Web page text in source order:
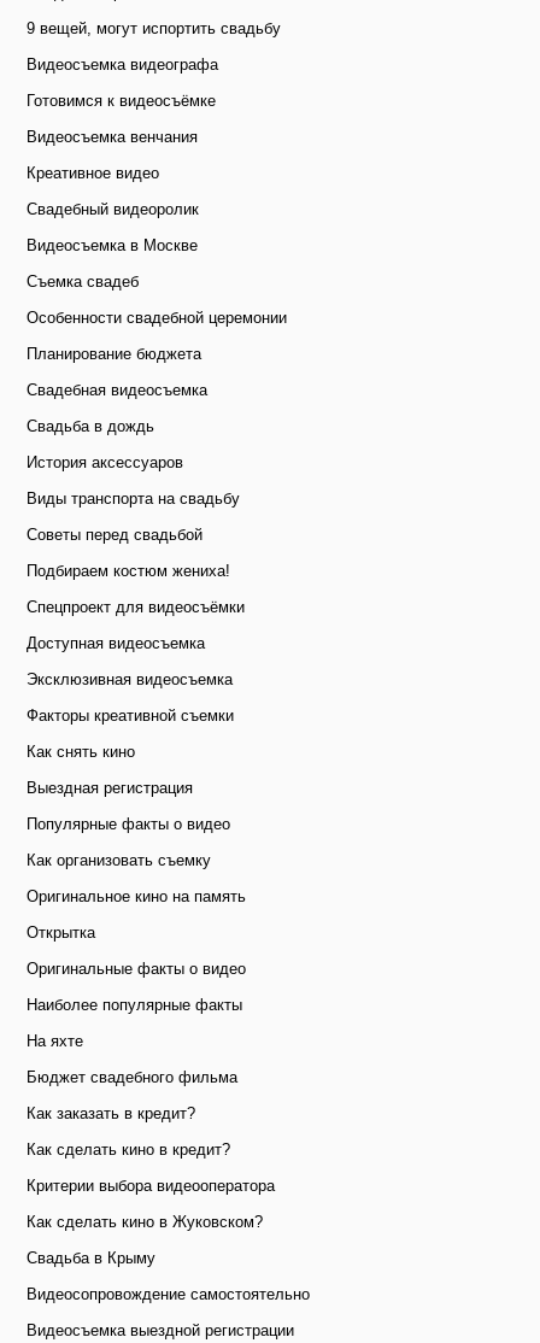
9 вещей, могут испортить свадьбу
Видеосъемка видеографа
Готовимся к видеосъёмке
Видеосъемка венчания
Креативное видео
Свадебный видеоролик
Видеосъемка в Москве
Съемка свадеб
Особенности свадебной церемонии
Планирование бюджета
Свадебная видеосъемка
Свадьба в дождь
История аксессуаров
Виды транспорта на свадьбу
Советы перед свадьбой
Подбираем костюм жениха!
Спецпроект для видеосъёмки
Доступная видеосъемка
Эксклюзивная видеосъемка
Факторы креативной съемки
Как снять кино
Выездная регистрация
Популярные факты о видео
Как организовать съемку
Оригинальное кино на память
Открытка
Оригинальные факты о видео
Наиболее популярные факты
На яхте
Бюджет свадебного фильма
Как заказать в кредит?
Как сделать кино в кредит?
Критерии выбора видеооператора
Как сделать кино в Жуковском?
Свадьба в Крыму
Видеосопровождение самостоятельно
Видеосъемка выездной регистрации